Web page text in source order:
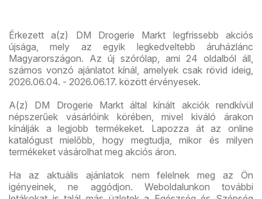
Érkezett a(z) DM Drogerie Markt legfrissebb akciós
újsága, mely az egyik legkedveltebb áruházlánc
Magyarországon. Az új szórólap, ami 24 oldalból áll,
számos vonzó ajánlatot kínál, amelyek csak rövid ideig,
2026.06.04. - 2026.06.17. között érvényesek.
A(z) DM Drogerie Markt által kínált akciók rendkívül
népszerűek vásárlóink körében, mivel kiváló árakon
kínálják a legjobb termékeket. Lapozza át az online
katalógust mielőbb, hogy megtudja, mikor és milyen
termékeket vásárolhat meg akciós áron.
Ha az aktuális ajánlatok nem felelnek meg az Ön
igényeinek, ne aggódjon. Weboldalunkon további